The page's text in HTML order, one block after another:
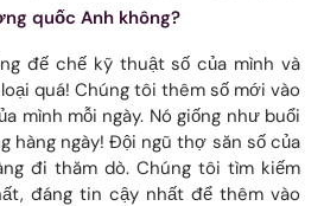
quốc Anh không?
đế chế kỹ thuật số của mình và
quá! Chúng tôi thêm số mới vào
mình mỗi ngày. Nó giống như buổi
hàng ngày! Đội ngũ thợ săn số của
đi thăm dò. Chúng tôi tìm kiếm
đáng tin cậy nhất để thêm vào